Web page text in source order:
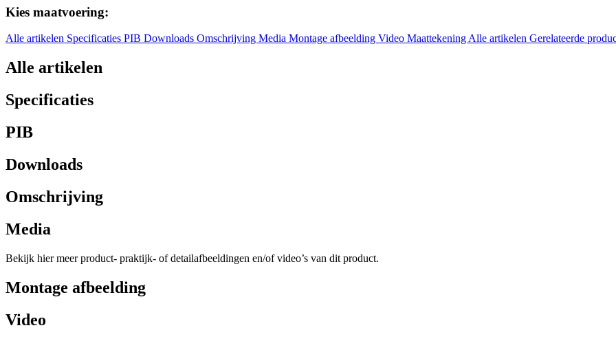
Kies maatvoering:
Alle artikelen Specificaties PIB Downloads Omschrijving Media Montage afbeelding Video MaattekeningAlle artikelen Gerelateerde
Alle artikelen
Specificaties
PIB
Downloads
Omschrijving
Media
Bekijk hier meer product- praktijk- of detailafbeeldingen en/of video’s van dit product.
Montage afbeelding
Video